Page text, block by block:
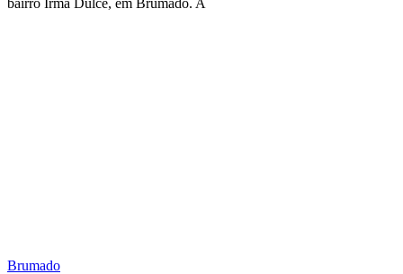
bairro Irmã Dulce, em Brumado. A
Brumado